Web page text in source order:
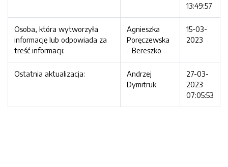
13:49:57
Osoba, która wytworzyła
informację lub odpowiada za
treść informacji:
Agnieszka
Poręczewska
- Bereszko
15-03-
2023
Ostatnia aktualizacja:
Andrzej
Dymitruk
27-03-
2023
07:05:53